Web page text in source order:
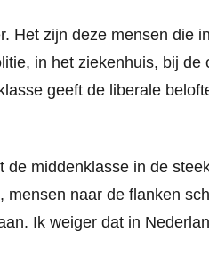
Het zijn deze mensen die
in het ziekenhuis, bij
geeft de liberale
de middenklasse in de
mensen naar de flanken
Ik weiger dat in